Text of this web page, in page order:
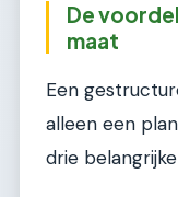
De
maat
Een
alleen een
drie